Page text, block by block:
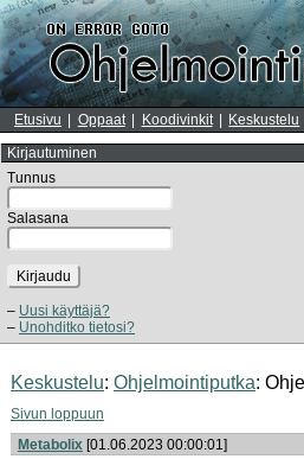
Etusivu Oppaat Koodivinkit Keskustelu
Kirjautuminen
Tunnus
Salasana
Kirjaudu
Uusi käyttäjä?
Unohditko tietosi?
Keskustelu: Ohjelmointiputka:
Sivun loppuun
Metabolix [01.06.2023 00:00:01]